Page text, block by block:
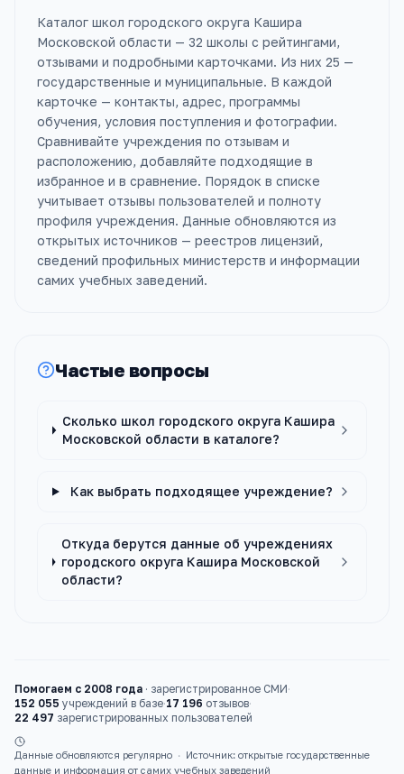
Каталог школ городского округа Кашира
Московской области — 32 школы с рейтингами,
отзывами и подробными карточками. Из них 25 —
государственные и муниципальные. В каждой
карточке — контакты, адрес, программы
обучения, условия поступления и фотографии.
Сравнивайте учреждения по отзывам и
расположению, добавляйте подходящие в
избранное и в сравнение. Порядок в списке
учитывает отзывы пользователей и полноту
профиля учреждения. Данные обновляются из
открытых источников — реестров лицензий,
сведений профильных министерств и информации
самих учебных заведений.
Частые вопросы
Сколько школ городского округа Кашира
Московской области в каталоге?
Как выбрать подходящее учреждение?
Откуда берутся данные об учреждениях
городского округа Кашира Московской
области?
Помогаем с 2008 года · зарегистрированное СМИ·
152 055 учреждений в базе·17 196 отзывов·
22 497 зарегистрированных пользователей
Данные обновляются регулярно ·
Источник: открытые государственные
данные и информация от самих учебных заведений